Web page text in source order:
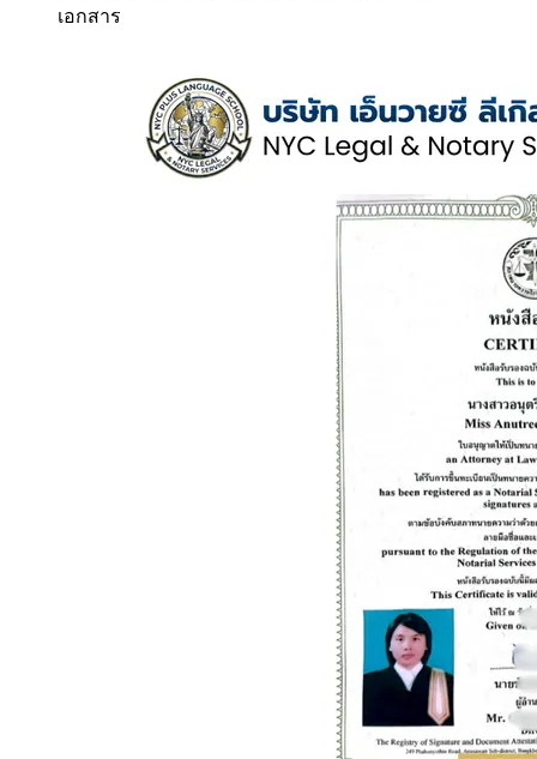
เอกสาร